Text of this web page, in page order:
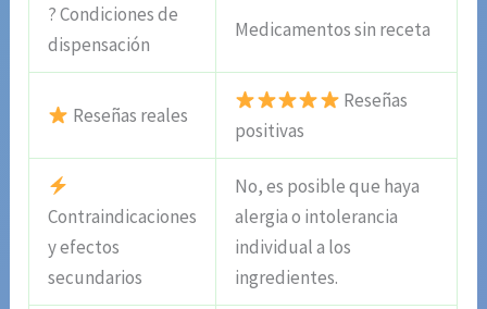
? Condiciones de
dispensación
Medicamentos sin receta
Reseñas reales
Reseñas
positivas
Contraindicaciones
y efectos
secundarios
No, es posible que haya
alergia o intolerancia
individual a los
ingredientes.